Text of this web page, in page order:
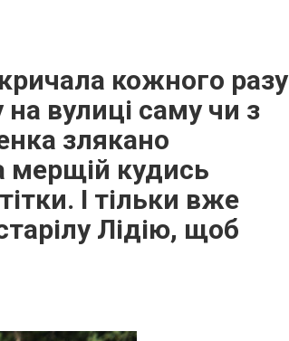
кожного разу
вулиці саму чи з
злякано
мерщій кудись
І тільки вже
Лідію, щоб